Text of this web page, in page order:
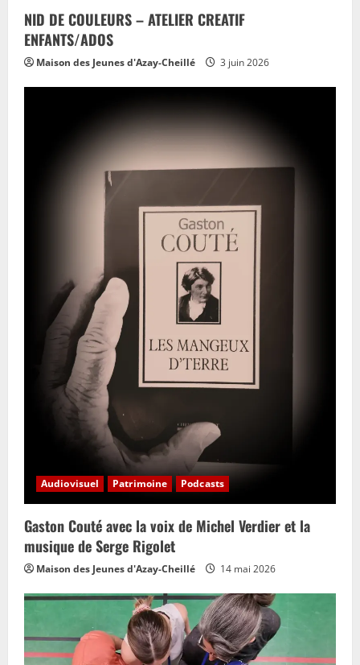
NID DE COULEURS – ATELIER CREATIF
ENFANTS/ADOS
Maison des Jeunes d'Azay-Cheillé 3 juin 2026
Audiovisuel Patrimoine Podcasts
Gaston Couté avec la voix de Michel Verdier et la
musique de Serge Rigolet
Maison des Jeunes d'Azay-Cheillé 14 mai 2026